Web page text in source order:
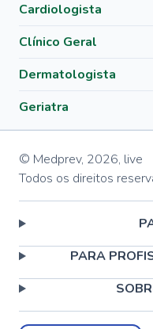
Cardiologista
Clínico Geral
Dermatologista
Geriatra
© Medprev, 2026, live
Todos os direitos
PARA